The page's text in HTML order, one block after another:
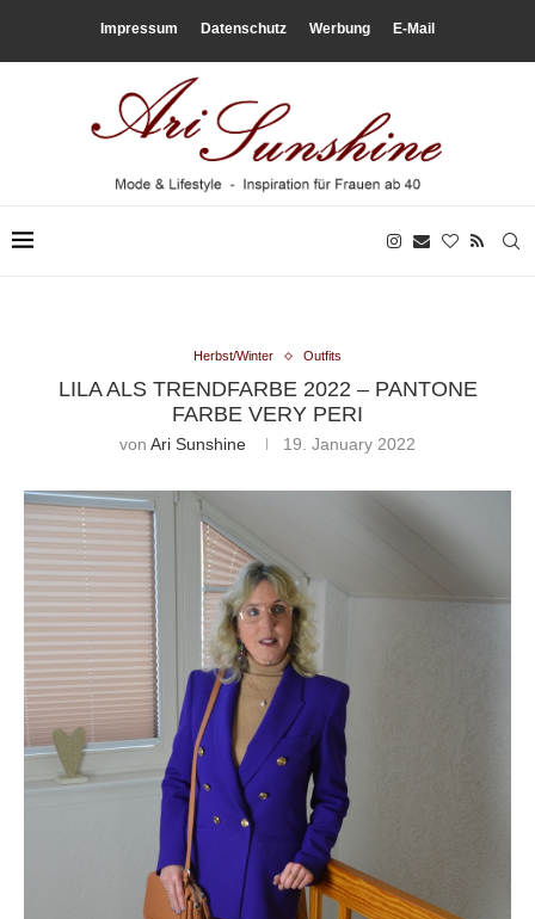
Impressum Datenschutz Werbung E-Mail
Herbst/Winter Outfits
LILA ALS TRENDFARBE 2022 – PANTONE
FARBE VERY PERI
von Ari Sunshine 19. January 2022